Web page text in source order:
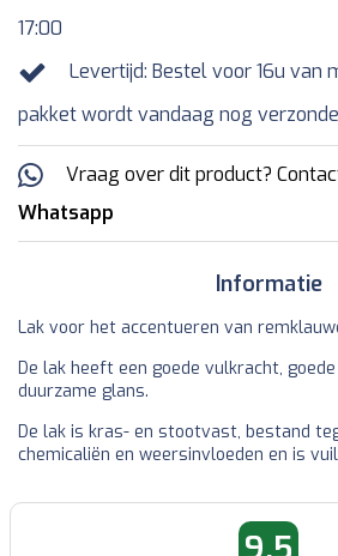
17:00
Levertijd: Bestel voor 16u van
pakket wordt vandaag nog
Vraag over dit product?
Whatsapp
Informatie
Lak voor het accentueren van
De lak heeft een goede vulkracht,
duurzame glans.
De lak is kras- en stootvast, bestand
chemicaliën en weersinvloeden en is